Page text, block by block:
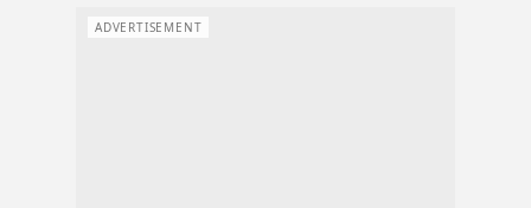
ADVERTISEMENT